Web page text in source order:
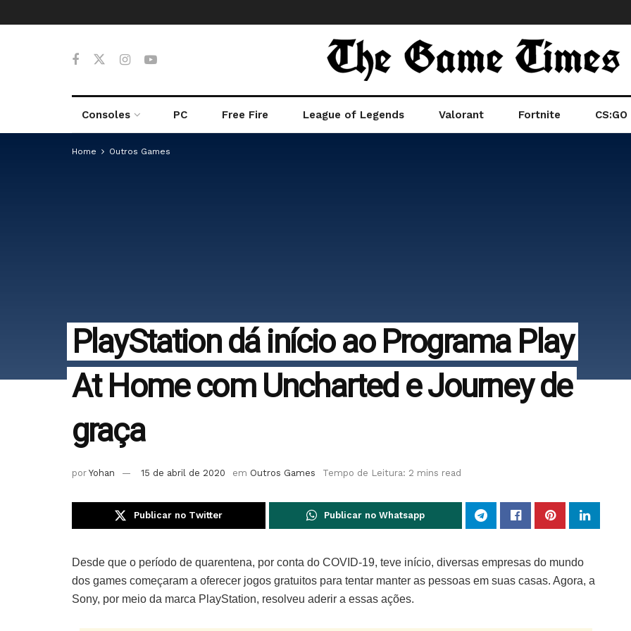
Consoles PC Free Fire League of Legends Valorant Fortnite CS:GO
Home Outros Games
PlayStation dá início ao Programa Play
At Home com Uncharted e Journey de
graça
por Yohan 15 de abril de 2020 em Outros Games Tempo de Leitura: 2 mins read
Publicar no Twitter Publicar no Whatsapp
Desde que o período de quarentena, por conta do COVID-19, teve início, diversas empresas do mundo
dos games começaram a oferecer jogos gratuitos para tentar manter as pessoas em suas casas. Agora, a
Sony, por meio da marca PlayStation, resolveu aderir a essas ações.